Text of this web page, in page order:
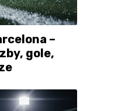
–
gole,